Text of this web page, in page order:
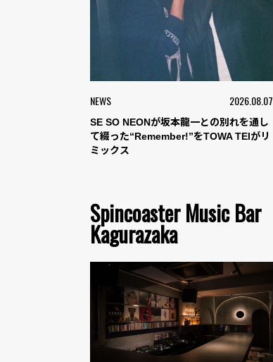
NEWS 2026.08.07
SE SO NEONが坂本龍一との別れを通し
て綴った“Remember!”をTOWA TEIがリ
ミックス
Spincoaster Music Bar
Kagurazaka